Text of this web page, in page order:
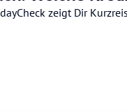
zeigt Dir